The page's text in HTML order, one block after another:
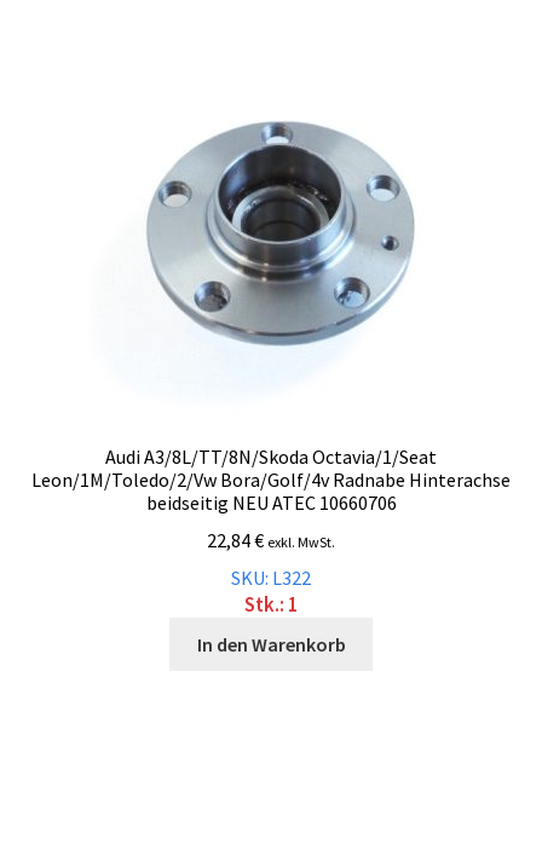
Audi A3/8L/TT/8N/Skoda Octavia/1/Seat
Leon/1M/Toledo/2/Vw Bora/Golf/4v Radnabe Hinterachse
beidseitig NEU ATEC 10660706
22,84€ exkl. MwSt.
SKU: L322
Stk.: 1
In den Warenkorb